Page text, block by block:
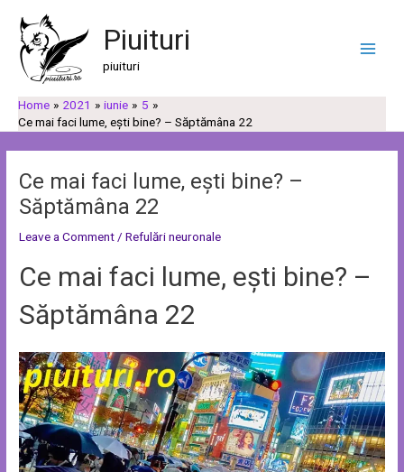
content
Piuituri
piuituri
Menu
Home 2021 iunie
5
Ce mai faci lume, ești bine? – Săptămâna 22
Ce mai faci lume, ești bine? –
Săptămâna 22
Leave a Comment/Refulări neuronale
Ce mai faci lume, ești bine? –
Săptămâna 22
navigation
a
u
ă
a
t
g
o
i
i